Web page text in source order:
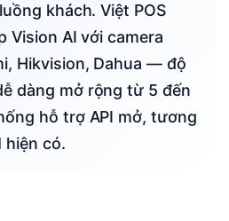
khách. Việt POS
Vision AI với camera
Hikvision, Dahua — độ
dàng mở rộng từ 5 đến
hỗ trợ API mở, tương
hiện có.